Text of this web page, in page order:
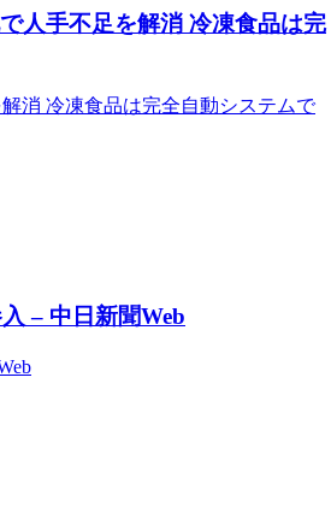
人手不足を解消 冷凍食品は完
消 冷凍食品は完全自動システムで
– 中日新聞Web